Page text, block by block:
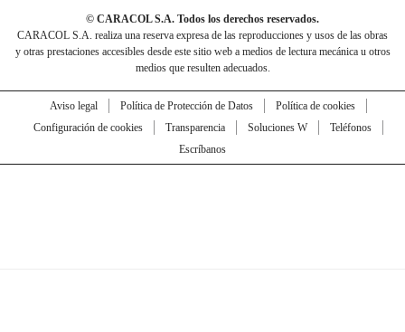
© CARACOL S.A. Todos los derechos reservados.
CARACOL S.A. realiza una reserva expresa de las reproducciones y usos de las obras
y otras prestaciones accesibles desde este sitio web a medios de lectura mecánica u otros
medios que resulten adecuados.
Aviso legal Política de Protección de Datos
Política de cookies
Configuración de cookies
Transparencia Soluciones W
Teléfonos
Escríbanos